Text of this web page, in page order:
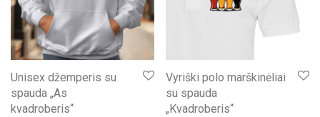
Unisex džemperis su
spauda „As
kvadroberis“
Vyriški polo marškinėliai
su spauda
„Kvadroberis“